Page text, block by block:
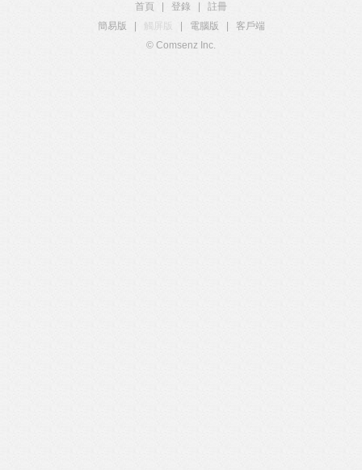
首頁 登錄
註冊
簡易版
觸屏版 電腦版
客戶端
© Comsenz Inc.